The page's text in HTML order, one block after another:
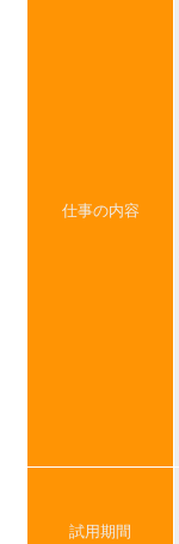
仕事の内容
試用期間